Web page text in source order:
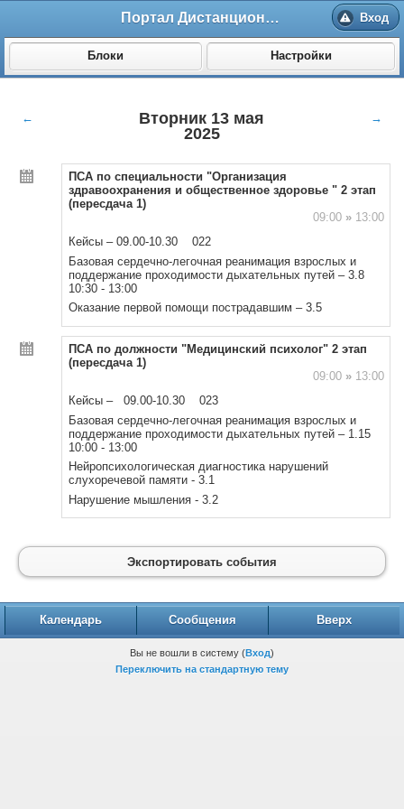
Портал Дистанционного обучения ВолгГМУ Вход
Блоки Настройки
←
Вторник 13 мая
2025
→
ПСА по специальности "Организация
здравоохранения и общественное здоровье " 2 этап
(пересдача 1)
09:00 »13:00
Кейсы – 09.00-10.30 022
Базовая сердечно-легочная реанимация взрослых и
поддержание проходимости дыхательных путей – 3.8
10:30 - 13:00
Оказание первой помощи пострадавшим – 3.5
ПСА по должности "Медицинский психолог" 2 этап
(пересдача 1)
09:00 »13:00
Кейсы – 09.00-10.30 023
Базовая сердечно-легочная реанимация взрослых и
поддержание проходимости дыхательных путей – 1.15
10:00 - 13:00
Нейропсихологическая диагностика нарушений
слухоречевой памяти - 3.1
Нарушение мышления - 3.2
Экспортировать события
Календарь Сообщения Вверх
Вы не вошли в систему (Вход)
Переключить на стандартную тему